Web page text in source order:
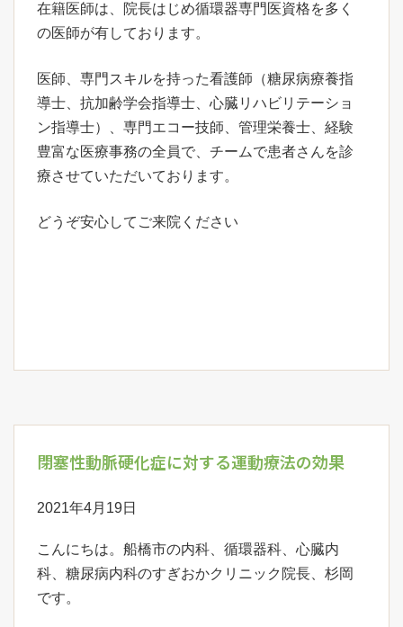
在籍医師は、院長はじめ循環器専門医資格を多く
の医師が有しております。
医師、専門スキルを持った看護師（糖尿病療養指
導士、抗加齢学会指導士、心臓リハビリテーショ
ン指導士）、専門エコー技師、管理栄養士、経験
豊富な医療事務の全員で、チームで患者さんを診
療させていただいております。
どうぞ安心してご来院ください
閉塞性動脈硬化症に対する運動療法の効果
2021年4月19日
こんにちは。船橋市の内科、循環器科、心臓内
科、糖尿病内科のすぎおかクリニック院長、杉岡
です。